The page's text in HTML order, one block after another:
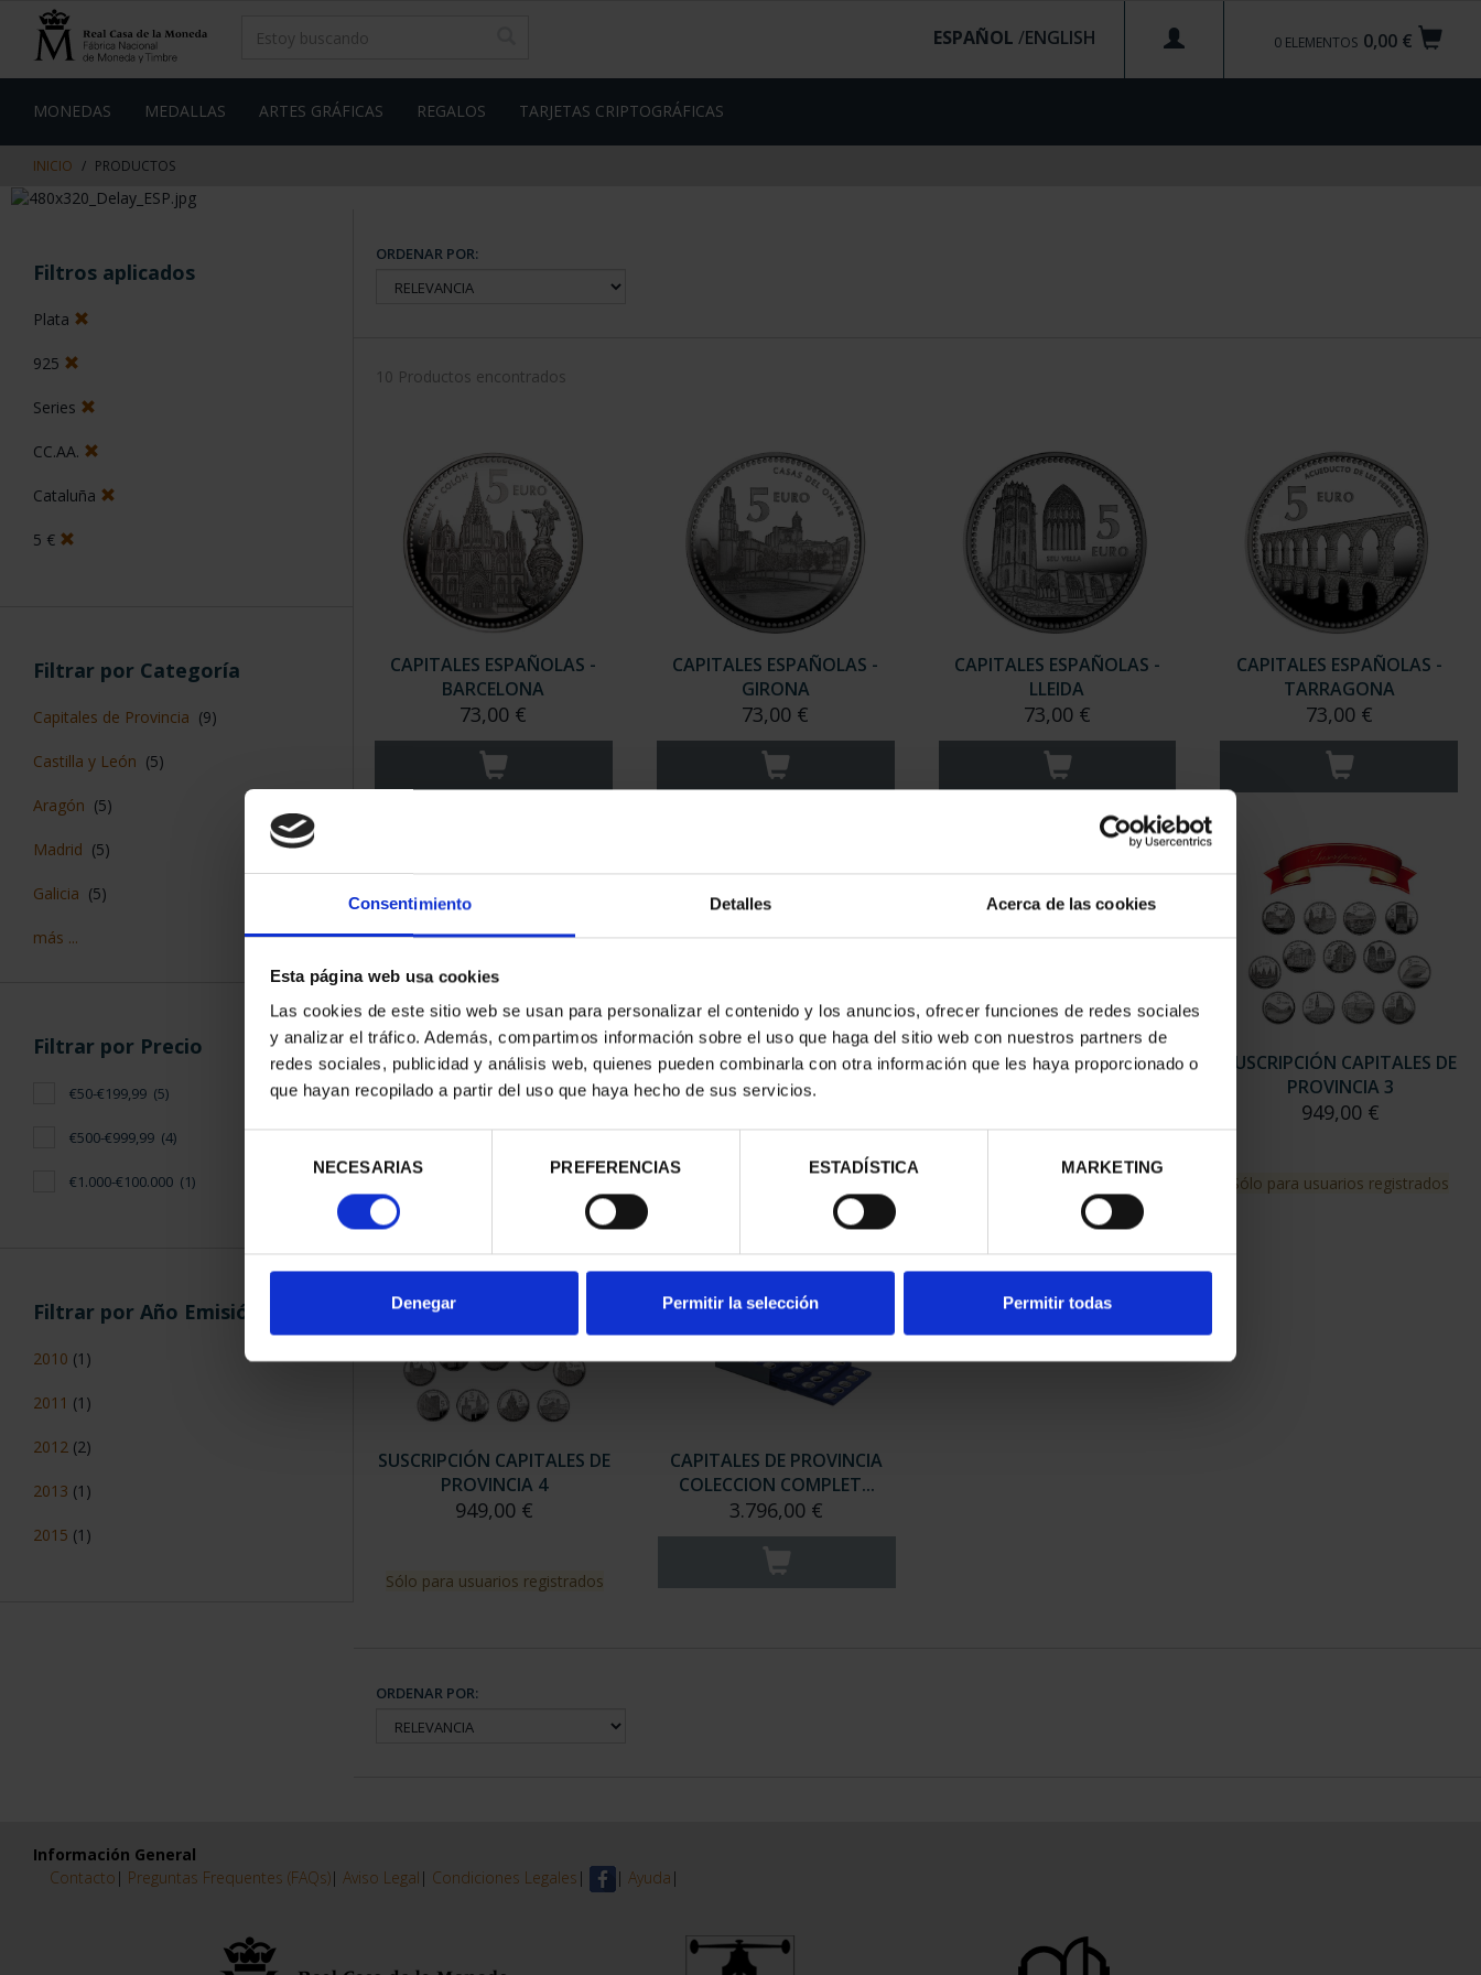
Consentimiento Detalles Acerca de las cookies
Esta página web usa cookies
Las cookies de este sitio web se usan para personalizar el contenido y los anuncios, ofrecer funciones de redes sociales
y analizar el tráfico. Además, compartimos información sobre el uso que haga del sitio web con nuestros partners de
redes sociales, publicidad y análisis web, quienes pueden combinarla con otra información que les haya proporcionado o
que hayan recopilado a partir del uso que haya hecho de sus servicios.
consentimiento
NECESARIAS PREFERENCIAS ESTADÍSTICA MARKETING
Denegar Permitir la selección Permitir todas
contenido
de
0,00 €
0 ELEMENTOS
ESPAÑOL /
MONEDAS MEDALLAS ARTES GRÁFICAS REGALOS TARJETAS CRIPTOGRÁFICAS
INICIO PRODUCTOS
Filtros aplicados
Plata
925
Series
CC.AA.
Cataluña
5 €
Filtrar por Categoría
Capitales de Provincia (9)
Castilla y León (5)
Aragón (5)
Madrid (5)
Galicia (5)
más ...
Filtrar por Precio
€50-€199,99 (5)
€500-€999,99 (4)
€1.000-€100.000 (1)
Filtrar por Año Emisión
2010 (1)
2011 (1)
2012 (2)
2013 (1)
2015 (1)
ORDENAR POR:
10 Productos encontrados
CAPITALES ESPAÑOLAS -
BARCELONA
73,00 €
CAPITALES ESPAÑOLAS -
GIRONA
73,00 €
CAPITALES ESPAÑOLAS -
LLEIDA
73,00 €
CAPITALES ESPAÑOLAS -
TARRAGONA
73,00 €
CIUDADES PATRIMONIO III -
TARRAGONA
SUSCRIPCIÓN CAPITALES DE
PROVINCIA 1
SUSCRIPCIÓN CAPITALES DE
SUSCRIPCIÓN CAPITALES DE
PROVINCIA 3
949,00 €
Sólo para usuarios registrados
SUSCRIPCIÓN CAPITALES DE
PROVINCIA 4
949,00 €
Sólo para usuarios registrados
CAPITALES DE PROVINCIA
COLECCION COMPLET...
3.796,00 €
ORDENAR POR:
Información General
Contacto | Preguntas Frequentes (FAQs)| Aviso Legal | Condiciones Legales | | Ayuda |